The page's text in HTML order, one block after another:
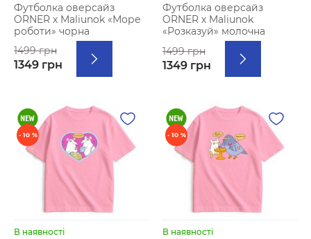
Футболка оверсайз
ORNER х Maliunok «Море
роботи» чорна
1499 грн
1349 грн
Футболка оверсайз
ORNER х Maliunok
«Розказуй» молочна
1499 грн
1349 грн
- 10 %
В наявності
- 10 %
В наявності